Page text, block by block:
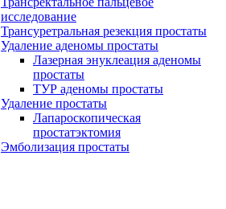
исследование
Трансуретральная резекция простаты
Удаление аденомы простаты
Лазерная энуклеация аденомы
простаты
ТУР аденомы простаты
Удаление простаты
Лапароскопическая
простатэктомия
Эмболизация простаты